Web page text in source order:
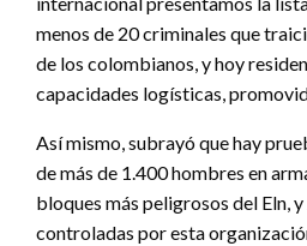
menos de 20 criminales que
de los colombianos, y hoy
capacidades logísticas,
Así mismo, subrayó que hay
de más de 1.400 hombres en
bloques más peligrosos del Eln,
controladas por esta